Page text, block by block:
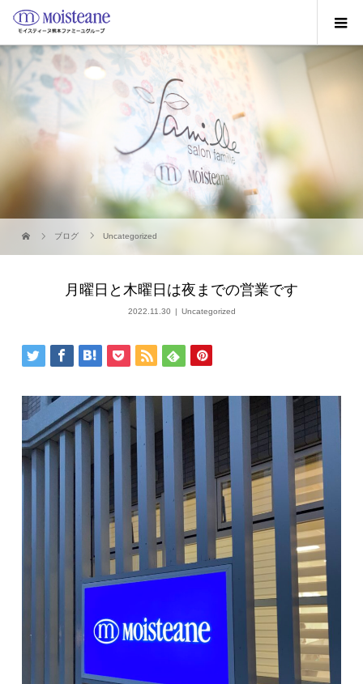
ブログ Uncategorized
月曜日と木曜日は夜までの営業です
2022.11.30 Uncategorized